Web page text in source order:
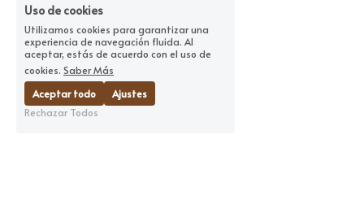
Utilizamos cookies para garantizar una
experiencia de navegación fluida. Al
aceptar, estás de acuerdo con el uso de
cookies. Saber Más
Aceptar todo
Ajustes
Rechazar Todos